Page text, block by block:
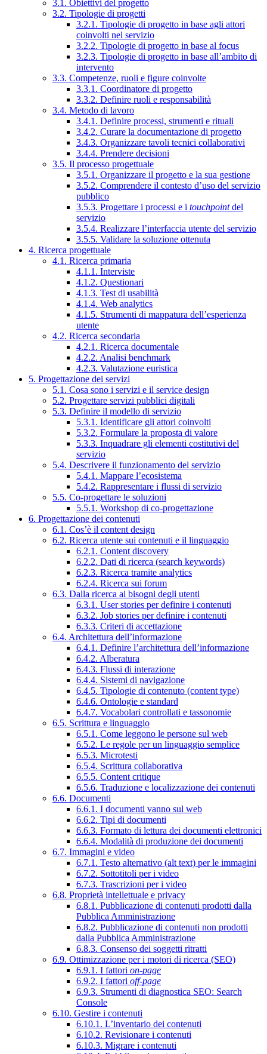
3.1. Obiettivi del progetto
3.2. Tipologie di progetti
3.2.1. Tipologie di progetto in base agli attori
coinvolti nel servizio
3.2.2. Tipologie di progetto in base al focus
3.2.3. Tipologie di progetto in base all’ambito di
intervento
3.3. Competenze, ruoli e figure coinvolte
3.3.1. Coordinatore di progetto
3.3.2. Definire ruoli e responsabilità
3.4. Metodo di lavoro
3.4.1. Definire processi, strumenti e rituali
3.4.2. Curare la documentazione di progetto
3.4.3. Organizzare tavoli tecnici collaborativi
3.4.4. Prendere decisioni
3.5. Il processo progettuale
3.5.1. Organizzare il progetto e la sua gestione
3.5.2. Comprendere il contesto d’uso del servizio
pubblico
3.5.3. Progettare i processi e i touchpointdel
servizio
3.5.4. Realizzare l’interfaccia utente del servizio
3.5.5. Validare la soluzione ottenuta
4. Ricerca progettuale
4.1. Ricerca primaria
4.1.1. Interviste
4.1.2. Questionari
4.1.3. Test di usabilità
4.1.4. Web analytics
4.1.5. Strumenti di mappatura dell’esperienza
utente
4.2. Ricerca secondaria
4.2.1. Ricerca documentale
4.2.2. Analisi benchmark
4.2.3. Valutazione euristica
5. Progettazione dei servizi
5.1. Cosa sono i servizi e il service design
5.2. Progettare servizi pubblici digitali
5.3. Definire il modello di servizio
5.3.1. Identificare gli attori coinvolti
5.3.2. Formulare la proposta di valore
5.3.3. Inquadrare gli elementi costitutivi del
servizio
5.4. Descrivere il funzionamento del servizio
5.4.1. Mappare l’ecosistema
5.4.2. Rappresentare i flussi di servizio
5.5. Co-progettare le soluzioni
5.5.1. Workshop di co-progettazione
6. Progettazione dei contenuti
6.1. Cos’è il content design
6.2. Ricerca utente sui contenuti e il linguaggio
6.2.1. Content discovery
6.2.2. Dati di ricerca (search keywords)
6.2.3. Ricerca tramite analytics
6.2.4. Ricerca sui forum
6.3. Dalla ricerca ai bisogni degli utenti
6.3.1. User stories per definire i contenuti
6.3.2. Job stories per definire i contenuti
6.3.3. Criteri di accettazione
6.4. Architettura dell’informazione
6.4.1. Definire l’architettura dell’informazione
6.4.2. Alberatura
6.4.3. Flussi di interazione
6.4.4. Sistemi di navigazione
6.4.5. Tipologie di contenuto (content type)
6.4.6. Ontologie e standard
6.4.7. Vocabolari controllati e tassonomie
6.5. Scrittura e linguaggio
6.5.1. Come leggono le persone sul web
6.5.2. Le regole per un linguaggio semplice
6.5.3. Microtesti
6.5.4. Scrittura collaborativa
6.5.5. Content critique
6.5.6. Traduzione e localizzazione dei contenuti
6.6. Documenti
6.6.1. I documenti vanno sul web
6.6.2. Tipi di documenti
6.6.3. Formato di lettura dei documenti elettronici
6.6.4. Modalità di produzione dei documenti
6.7. Immagini e video
6.7.1. Testo alternativo (alt text) per le immagini
6.7.2. Sottotitoli per i video
6.7.3. Trascrizioni per i video
6.8. Proprietà intellettuale e privacy
6.8.1. Pubblicazione di contenuti prodotti dalla
Pubblica Amministrazione
6.8.2. Pubblicazione di contenuti non prodotti
dalla Pubblica Amministrazione
6.8.3. Consenso dei soggetti ritratti
6.9. Ottimizzazione per i motori di ricerca (SEO)
6.9.1. I fattori on-page
6.9.2. I fattori off-page
6.9.3. Strumenti di diagnostica SEO: Search
Console
6.10. Gestire i contenuti
6.10.1. L’inventario dei contenuti
6.10.2. Revisionare i contenuti
6.10.3. Migrare i contenuti